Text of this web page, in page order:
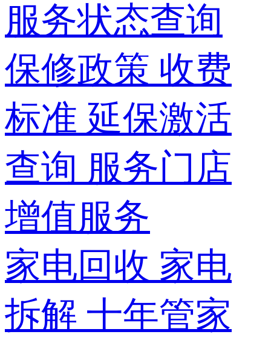
服务状态查询
保修政策 收费
标准 延保激活
查询 服务门店
增值服务
家电回收 家电
拆解 十年管家